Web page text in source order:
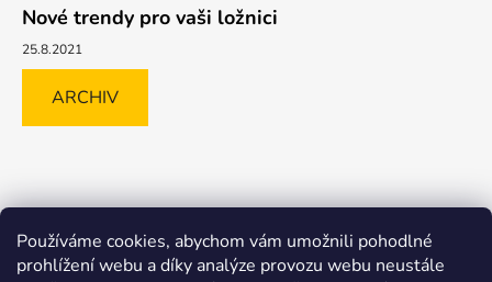
Používáme cookies, abychom vám umožnili pohodlné
prohlížení webu a díky analýze provozu webu neustále
Nové trendy pro vaši ložnici
25.8.2021
ARCHIV
MALL.CZ